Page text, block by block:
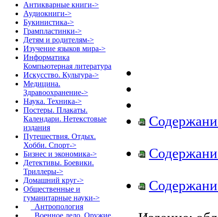
Антикварные книги->
Аудиокниги->
Букинистика->
Грампластинки->
Детям и родителям->
Изучение языков мира->
Информатика
Компьютерная литература
Искусство. Культура->
Медицина.
Здравоохранение->
Наука. Техника->
Постеры. Плакаты.
Календари. Нетекстовые
издания
Путешествия. Отдых.
Хобби. Спорт->
Бизнес и экономика->
Детективы. Боевики.
Триллеры->
Домашний круг->
Общественные и
гуманитарные науки->
Антропология
Военное дело. Оружие.